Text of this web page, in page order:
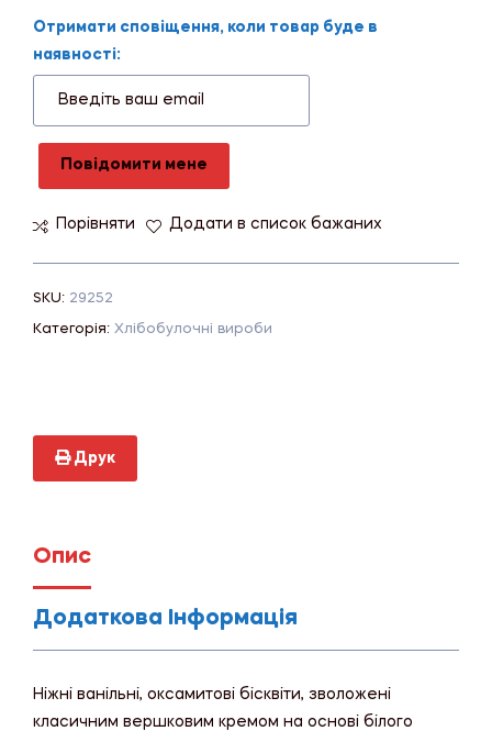
Отримати сповіщення, коли товар буде в
наявності:
Повідомити мене
Порівняти Додати в список бажаних
SKU: 29252
Категорія: Хлібобулочні вироби
Друк
Опис
Додаткова Інформація
Ніжні ванільні, оксамитові бісквіти, зволожені
класичним вершковим кремом на основі білого